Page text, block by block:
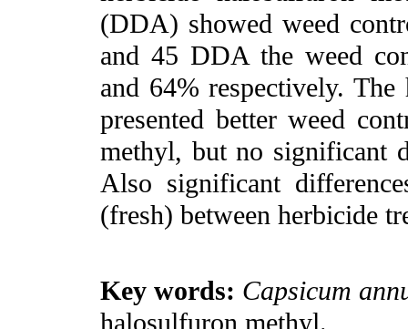
(DDA) showed weed
and 45 DDA the weed
and 64% respectively.
presented better weed
methyl, but no significant
Also significant
(fresh) between herbicide
Key words: Capsicum
halosulfuron methyl.